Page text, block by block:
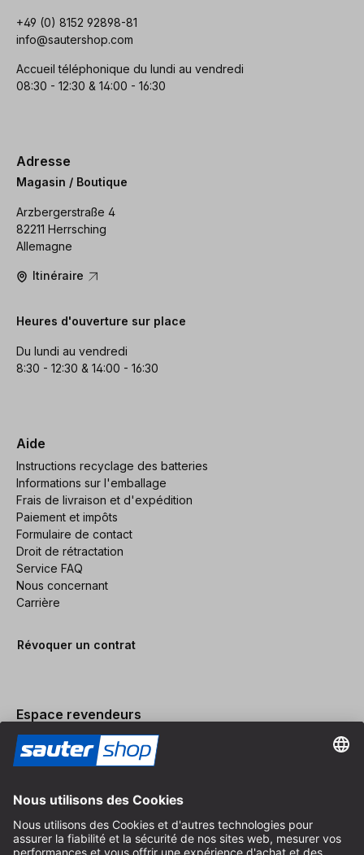
+49 (0) 8152 92898-81
info@sautershop.com
Accueil téléphonique du lundi au vendredi
08:30 - 12:30 & 14:00 - 16:30
Adresse
Magasin / Boutique
Arzbergerstraße 4
82211 Herrsching
Allemagne
Itinéraire
Heures d'ouverture sur place
Du lundi au vendredi
8:30 - 12:30 & 14:00 - 16:30
Aide
Instructions recyclage des batteries
Informations sur l'emballage
Frais de livraison et d'expédition
Paiement et impôts
Formulaire de contact
Droit de rétractation
Service FAQ
Nous concernant
Carrière
Révoquer un contrat
Espace revendeurs
Devenir revendeur
Mentions légales